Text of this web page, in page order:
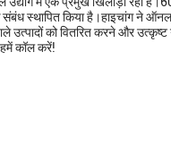
स्थापित किया है।हाइचांग ने
उत्पादों को वितरित करने और
कॉल करें!